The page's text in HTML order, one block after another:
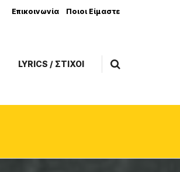
Επικοινωνία Ποιοι Είμαστε
LYRICS / ΣΤΙΧΟΙ